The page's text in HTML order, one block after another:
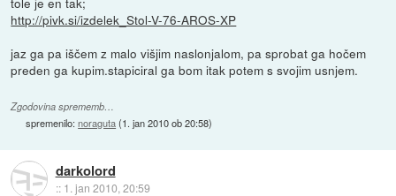
http://pivk.si/izdelek_Stol-V-76-AROS-XP
jaz ga pa iščem z malo višjim naslonjalom, pa sprobat ga hočem
preden ga kupim.stapiciral ga bom itak potem s svojim usnjem.
Zgodovina sprememb…
spremenilo:noraguta(1. jan 2010 ob 20:58)
darkolord
:: 1. jan 2010, 20:59